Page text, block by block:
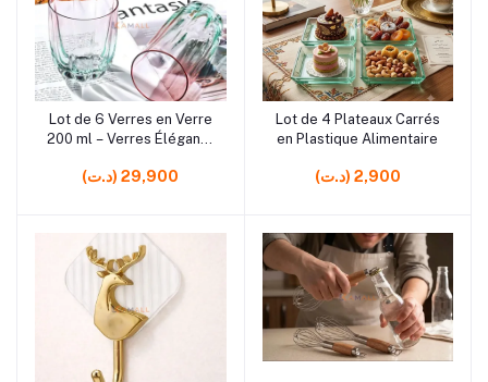
rrrrrr5
Ajouter au panier
Lot de 6 Verres en Verre
200 ml – Verres Élégants
Quotidiennes
(د.ت) 29,900
rrrrrr5
Ajouter au panier
Lot de 4 Plateaux Carrés
en Plastique Alimentaire
(د.ت) 2,900